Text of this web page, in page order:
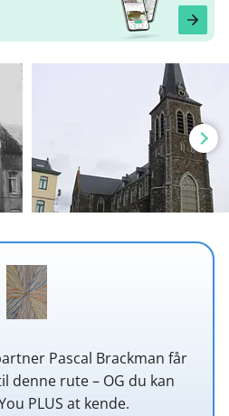
Pascal Brackman får
denne rute – OG du kan
PLUS at kende.